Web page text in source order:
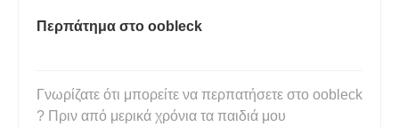
Περπάτημα στο oobleck
Γνωρίζατε ότι μπορείτε να περπατήσετε στο oobleck
? Πριν από μερικά χρόνια τα παιδιά μου